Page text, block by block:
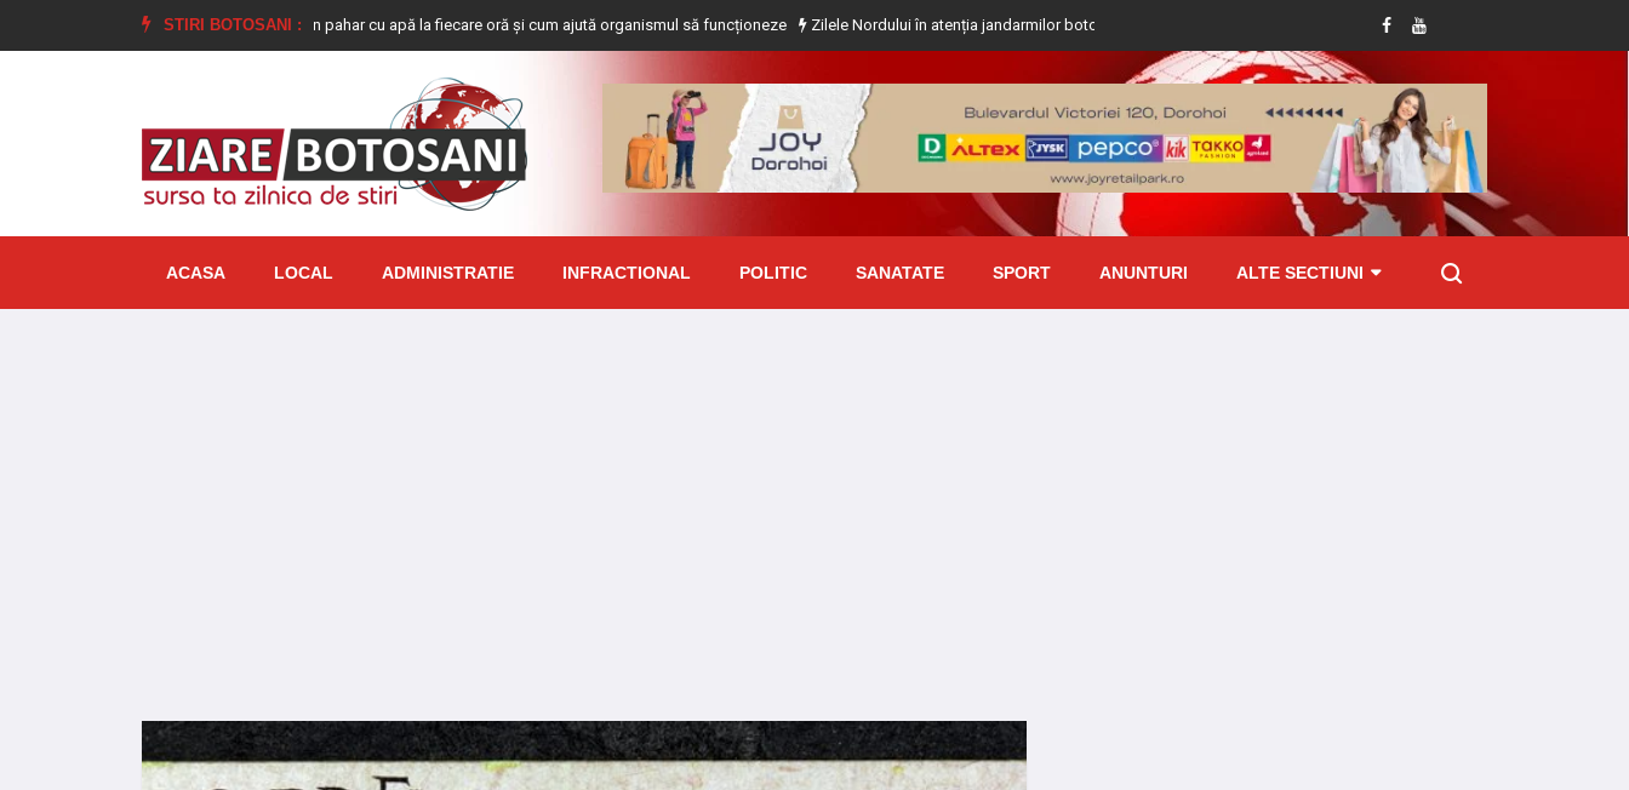
STIRI BOTOSANI :
De ce este bine să bem câte un pahar cu apă la fiecare oră și cum ajută organismul să funcționeze Zilele Nordului în atenția jandarmilor botoșăneni Tânăr condamnat la închisoare pentru viol asupra unui minor și pornografie
ACASA LOCAL ADMINISTRATIE INFRACTIONAL POLITIC SANATATE SPORT ANUNTURI ALTE SECTIUNI